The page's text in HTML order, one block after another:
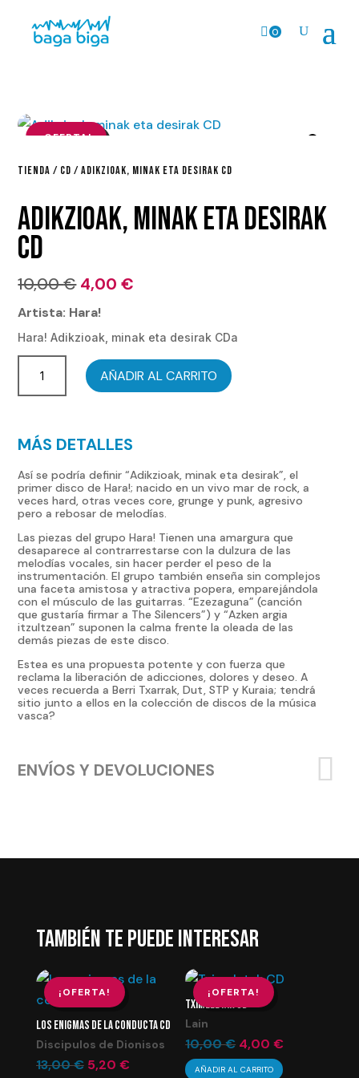
0
¡OFERTA!
TIENDA / CD / ADIKZIOAK, MINAK ETA DESIRAK CD
ADIKZIOAK, MINAK ETA DESIRAK
CD
10,00€ El
precio
era:
10,00 €.
4,00€
es:
4,00 €.
Artista: Hara!
Hara! Adikzioak, minak eta desirak CDa
CD
cantidad
AÑADIR AL CARRITO
MÁS DETALLES
Así se podría definir “Adikzioak, minak eta desirak”, el
primer disco de Hara!; nacido en un vivo mar de rock, a
veces hard, otras veces core, grunge y punk, agresivo
pero a rebosar de melodías.
Las piezas del grupo Hara! Tienen una amargura que
desaparece al contrarrestarse con la dulzura de las
melodías vocales, sin hacer perder el peso de la
instrumentación. El grupo también enseña sin complejos
una faceta amistosa y atractiva popera, emparejándola
con el músculo de las guitarras. “Ezezaguna” (canción
que gustaría firmar a The Silencers”) y “Azken argia
itzultzean” suponen la calma frente la oleada de las
demás piezas de este disco.
Estea es una propuesta potente y con fuerza que
reclama la liberación de adicciones, dolores y deseo. A
veces recuerda a Berri Txarrak, Dut, STP y Kuraia; tendrá
sitio junto a ellos en la colección de discos de la música
vasca?
ENVÍOS Y DEVOLUCIONES
TAMBIÉN TE PUEDE INTERESAR
¡OFERTA!
LOS ENIGMAS DE LA CONDUCTA CD
Discipulos de Dionisos
13,00€ El
5,20 €El
¡OFERTA!
TXIMELETAK CD
Lain
10,00€ El
precio
4,00€
AÑADIR AL CARRITO